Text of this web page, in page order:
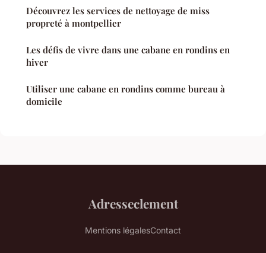
Découvrez les services de nettoyage de miss
propreté à montpellier
Les défis de vivre dans une cabane en rondins en
hiver
Utiliser une cabane en rondins comme bureau à
domicile
Adresseclement
Mentions légalesContact